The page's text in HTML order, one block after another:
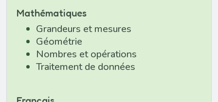
Mathématiques
Grandeurs et mesures
Géométrie
Nombres et opérations
Traitement de données